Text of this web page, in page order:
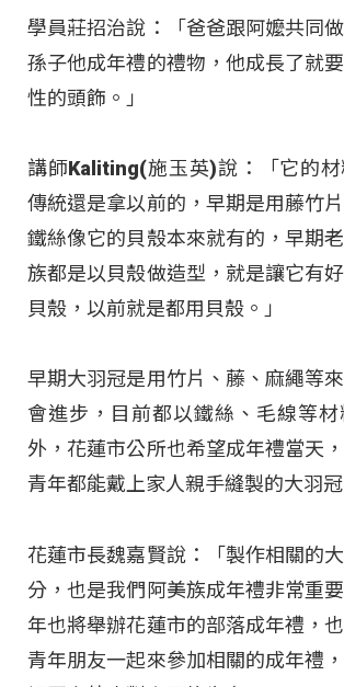
學員莊招治說：「爸爸跟阿嬤共同
孫子他成年禮的禮物，他成長了就
性的頭飾。」
講師Kaliting(施玉英)說：「它的
傳統還是拿以前的，早期是用藤竹
鐵絲像它的貝殼本來就有的，早期
族都是以貝殼做造型，就是讓它有
貝殼，以前就是都用貝殼。」
早期大羽冠是用竹片、藤、麻繩等
會進步，目前都以鐵絲、毛線等
外，花蓮市公所也希望成年禮當天
青年都能戴上家人親手縫製的大羽冠
花蓮市長魏嘉賢說：「製作相關的
分，也是我們阿美族成年禮非常重
年也將舉辦花蓮市的部落成年禮，
青年朋友一起來參加相關的成年禮